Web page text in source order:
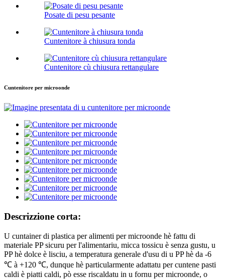
Posate di pesu pesante
Cuntenitore à chiusura tonda
Cuntenitore cù chiusura rettangulare
Cuntenitore per microonde
Descrizzione corta:
U cuntainer di plastica per alimenti per microonde hè fattu di
materiale PP sicuru per l'alimentariu, micca tossicu è senza gustu, u
PP hè dolce è lisciu, a temperatura generale d'usu di u PP hè da -6
℃ à +120 ℃, dunque hè particularmente adattatu per cuntene pasti
caldi è piatti caldi, pò esse riscaldatu in u fornu per microonde, o